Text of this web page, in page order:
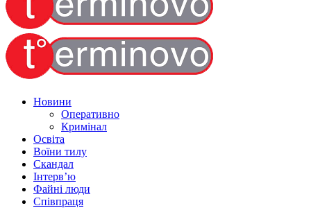
Новини
Оперативно
Кримінал
Освіта
Воїни тилу
Скандал
Інтерв’ю
Файні люди
Співпраця